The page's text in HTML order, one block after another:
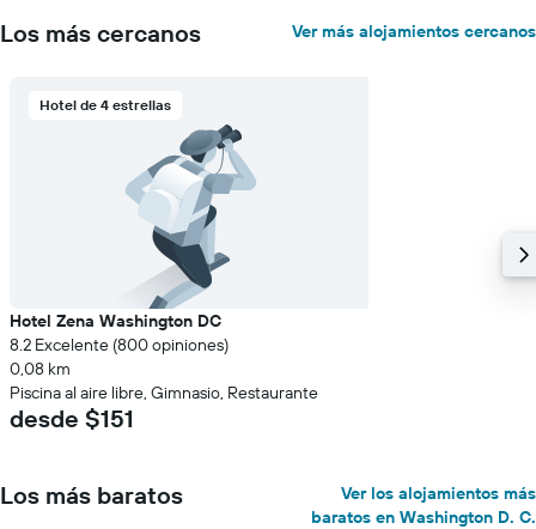
Los más cercanos Ver más alojamientos cercanos
Hotel de 4 estrellas
Hotel Zena Washington DC
8.2 Excelente (800 opiniones)
0,08 km
Piscina al aire libre, Gimnasio, Restaurante
desde $151
Los más baratos
Ver los alojamientos más
baratos en Washington D. C.